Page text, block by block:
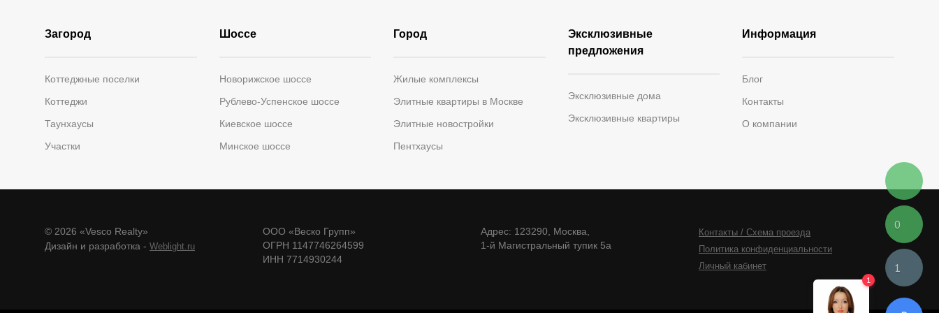
Загород
Коттеджные поселки
Коттеджи
Таунхаусы
Участки
Шоссе
Новорижское шоссе
Рублево-Успенское шоссе
Киевское шоссе
Минское шоссе
Город
Жилые комплексы
Элитные квартиры в Москве
Элитные новостройки
Пентхаусы
Эксклюзивные
предложения
Эксклюзивные дома
Эксклюзивные квартиры
Информация
Блог
Контакты
О компании
© 2026 «Vesco Realty»
Дизайн и разработка - Weblight.ru
ООО «Веско Групп»
ОГРН 1147746264599
ИНН 7714930244
Адрес: 123290, Москва,
1-й Магистральный тупик 5а
Контакты / Схема проезда
Политика конфиденциальности
Личный кабинет
0
1